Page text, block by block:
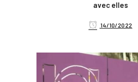
avec elles
14/10/2022